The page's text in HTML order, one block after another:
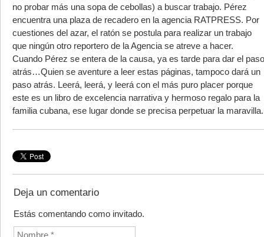
no probar más una sopa de cebollas) a buscar trabajo. Pérez
encuentra una plaza de recadero en la agencia RATPRESS. Por
cuestiones del azar, el ratón se postula para realizar un trabajo
que ningún otro reportero de la Agencia se atreve a hacer.
Cuando Pérez se entera de la causa, ya es tarde para dar el paso
atrás…Quien se aventure a leer estas páginas, tampoco dará un
paso atrás. Leerá, leerá, y leerá con el más puro placer porque
este es un libro de excelencia narrativa y hermoso regalo para la
familia cubana, ese lugar donde se precisa perpetuar la maravilla.
Deja un comentario
Estás comentando como invitado.